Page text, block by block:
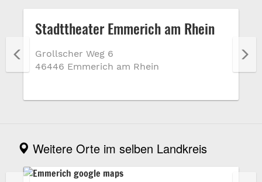
Stadttheater Emmerich am Rhein
Grollscher Weg 6
46446 Emmerich am Rhein
Weitere Orte im selben Landkreis